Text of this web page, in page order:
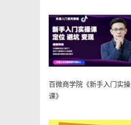
百微商学院《新手入门实操
课》